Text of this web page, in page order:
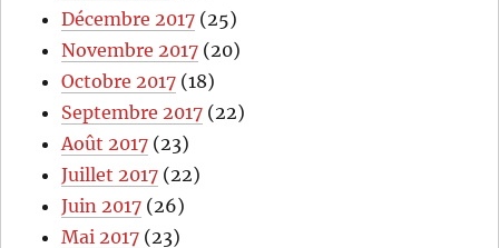
Décembre 2017 (25)
Novembre 2017 (20)
Octobre 2017 (18)
Septembre 2017 (22)
Août 2017 (23)
Juillet 2017 (22)
Juin 2017 (26)
Mai 2017 (23)